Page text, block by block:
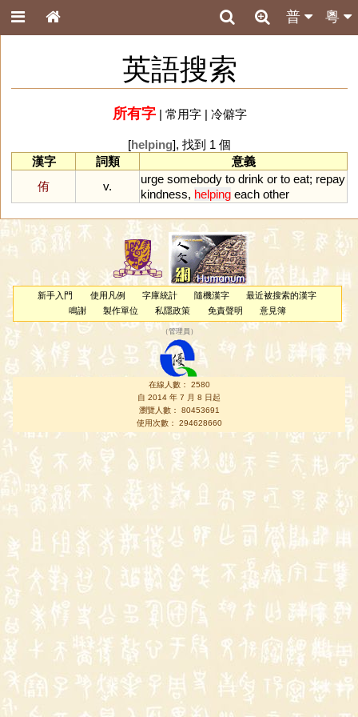
粵
普
英語搜索
所有字| 常用字| 冷僻字
[helping], 找到 1 個
漢字
詞類
意義
侑
v.
urge somebody to drink or to eat; repay
kindness, helping each other
新手入門 使用凡例 字庫統計 隨機漢字
最近被搜索的漢字
鳴謝
製作單位 私隱政策 免責聲明 意見簿
（管理員 ）
在線人數： 2580
自 2014 年 7 月 8 日起
瀏覽人數： 80453691
使用次數： 294628660